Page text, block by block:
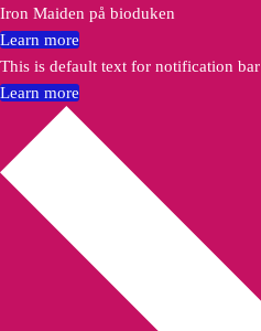
Iron Maiden på bioduken
Learn more
This is default text for notification bar
Learn more